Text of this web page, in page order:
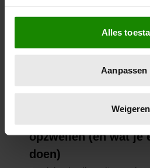
Als u het toestaat, willen we ook
Informatie verzamelen
locatie, die tot een paar
scannen op specifieke
verwerkt en stel uw voorkeuren
intrekken in de Cookieverklaring.
We gebruiken cookies om
Alles
Aanpassen
Weigeren